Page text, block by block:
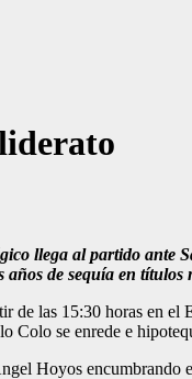
llega al partido
de sequía en títulos
las 15:30 horas en
Colo se enrede e
Hoyos